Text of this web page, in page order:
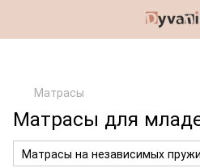
Матрасы
Матрасы для
Матрасы на независимых